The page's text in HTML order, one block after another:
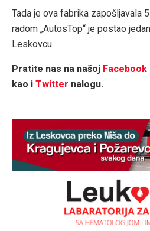
Tada je ova fabrika zapošljavala
radom „AutosTop“ je postao
Leskovcu.
Pratite nas na našoj Facebook
kao i Twitter nalogu.